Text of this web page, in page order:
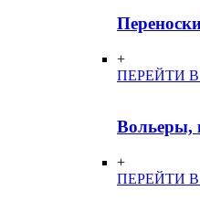
+
ПЕРЕЙТИ В
Вольеры,
+
ПЕРЕЙТИ В